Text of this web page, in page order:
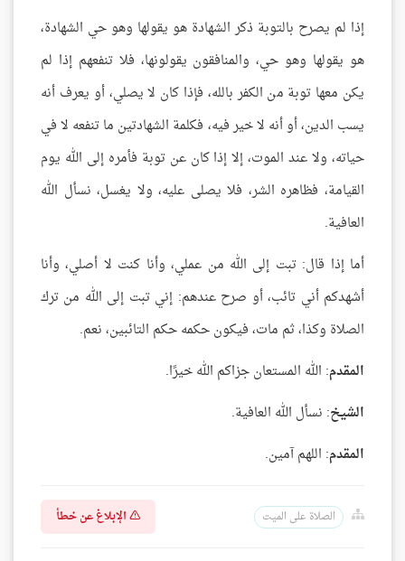
إذا لم يصرح بالتوبة ذكر الشهادة هو يقولها وهو حي الشهادة،
هو يقولها وهو حي، والمنافقون يقولونها، فلا تنفعهم إذا لم
يكن معها توبة من الكفر بالله، فإذا كان لا يصلي، أو يعرف أنه
يسب الدين، أو أنه لا خير فيه، فكلمة الشهادتين ما تنفعه لا في
حياته، ولا عند الموت، إلا إذا كان عن توبة فأمره إلى الله يوم
القيامة، فظاهره الشر، فلا يصلى عليه، ولا يغسل، نسأل الله
العافية.
أما إذا قال: تبت إلى الله من عملي، وأنا كنت لا أصلي، وأنا
أشهدكم أني تائب، أو صرح عندهم: إني تبت إلى الله من ترك
الصلاة وكذا، ثم مات، فيكون حكمه حكم التائبين، نعم.
المقدم: الله المستعان جزاكم الله خيرًا.
الشيخ: نسأل الله العافية.
المقدم: اللهم آمين.
الصلاة على الميت الإبلاغ عن خطأ